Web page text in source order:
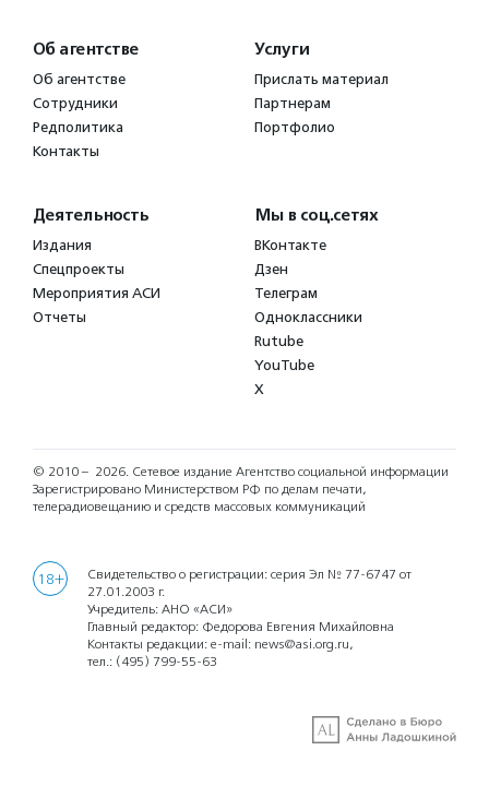
Об агентстве
Об агентстве
Сотрудники
Редполитика
Контакты
Услуги
Прислать материал
Партнерам
Портфолио
Деятельность
Издания
Спецпроекты
Мероприятия АСИ
Отчеты
Мы в соц.сетях
ВКонтакте
Дзен
Телеграм
Одноклассники
Rutube
YouTube
X
© 2010 – 2026. Сетевое издание Агентство социальной информации
Зарегистрировано Министерством РФ по делам печати,
телерадиовещанию и средств массовых коммуникаций
18+
Свидетельство о регистрации: серия Эл № 77-6747 от
27.01.2003 г.
Учредитель: АНО «АСИ»
Главный редактор: Федорова Евгения Михайловна
Контакты редакции: e-mail: news@asi.org.ru,
тел.: (495) 799-55-63